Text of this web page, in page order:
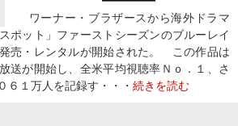
ワーナー・ブラザースから海外ドラマ
ポット」ファーストシーズンのブルーレイ
売・レンタルが開始された。 この作品は
送が開始し、全米平均視聴率Ｎｏ．１、さ
６１万人を記録す・・・ 続きを読む